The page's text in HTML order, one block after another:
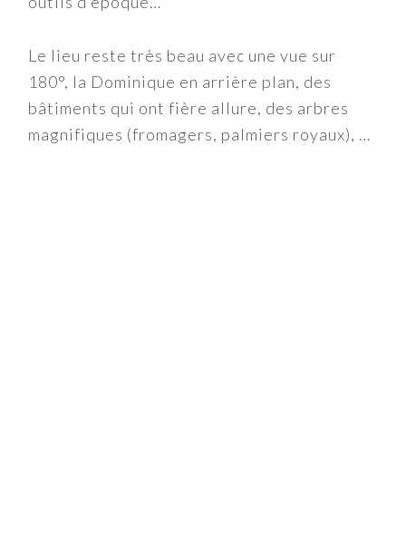
Le lieu reste très beau avec une vue sur
180°, la Dominique en arrière plan, des
bâtiments qui ont fière allure, des arbres
magnifiques (fromagers, palmiers royaux), …